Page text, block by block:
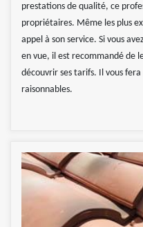
prestations de qualité, ce
propriétaires. Même les plus
appel à son service. Si vous
en vue, il est recommandé de
découvrir ses tarifs. Il vous
raisonnables.